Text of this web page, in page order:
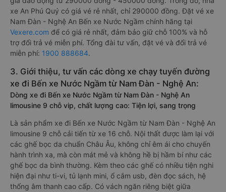
xe An Phú Quý có giá vé rẻ nhất, chỉ 290000 đồng. Đặt vé xe
Nam Đàn - Nghệ An Bến xe Nước Ngầm chính hãng tại
Vexere.com để có giá rẻ nhất, đảm bảo giữ chỗ 100% và hỗ
trợ đổi trả vé miễn phí. Tổng đài tư vấn, đặt vé và đổi trả vé
miễn phí: 1900 888684.
3. Giới thiệu, tư vấn các dòng xe chạy tuyến đường
xe đi Bến xe Nước Ngầm từ Nam Đàn - Nghệ An:
Dòng xe đi Bến xe Nước Ngầm từ Nam Đàn - Nghệ An
limousine 9 chỗ vip, chất lượng cao: Tiện lợi, sang trọng
Là sản phẩm xe đi Bến xe Nước Ngầm từ Nam Đàn - Nghệ An
limousine 9 chỗ cải tiến từ xe 16 chỗ. Nội thất được làm lại với
các ghế bọc da chuẩn Châu Âu, không chỉ êm ái cho chuyến
hành trình xa, mà còn mát mẻ và không hề bị hầm bí như các
ghế bọc da bình thường. Kèm theo các ghế có nhiều tiện nghi
hiện đại như ti-vi, tủ lạnh mini, ổ cắm usb, đèn đọc sách, hệ
thống âm thanh cao cấp. Có vách ngăn riêng biệt giữa